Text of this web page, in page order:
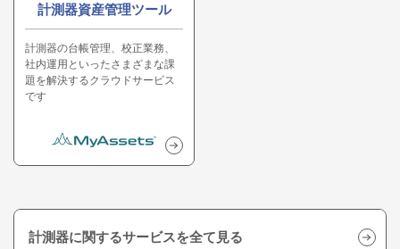
計測器資産管理ツール
計測器の台帳管理、校正業務、
社内運用といったさまざまな課
題を解決するクラウドサービス
です
計測器に関するサービスを全て見る